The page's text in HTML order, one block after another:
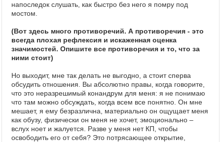
напоследок слушать, как быстро без него я помру под
мостом.
(Вот здесь много противоречий. А противоречия - это
всегда плохая рефлексия и искаженная оценка
значимостей. Опишите все противоречия и то, что за
ними стоит)
Но выходит, мне так делать не выгодно, а стоит сперва
обсудить отношения. Вы абсолютно правы, когда говорите,
что это неразрешимый конандрум для меня: я не понимаю
что там можно обсуждать, когда всем все понятно. Он мне
мешает, я ему безразлична, материально он ощущает меня
как обузу, физически он меня не хочет, эмоционально –
вслух ноет и жалуется. Разве у меня нет КП, чтобы
освободить его от себя? Это потрясающее открытие,